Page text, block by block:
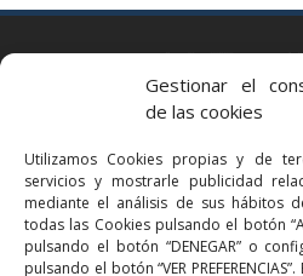
Gestionar el
de las cookies
Utilizamos Cookies propias y de
servicios y mostrarle publicidad
mediante el análisis de sus hábitos
todas las Cookies pulsando el botón
pulsando el botón “DENEGAR” o
pulsando el botón “VER
Via Augusta 2 bis, 3º,
bcn@bellavistalegal.eu
GRANOLLERS
C/ Sant Jaume, 16 1r,
+34 93 860 39 60